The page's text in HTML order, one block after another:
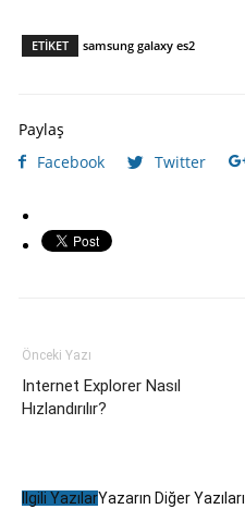
ETIKET samsung galaxy es2
Paylaş
Facebook
Twitter
Önceki Yazı
Internet Explorer Nasıl
Hızlandırılır?
İlgili YazılarYazarın Diğer Yazıları